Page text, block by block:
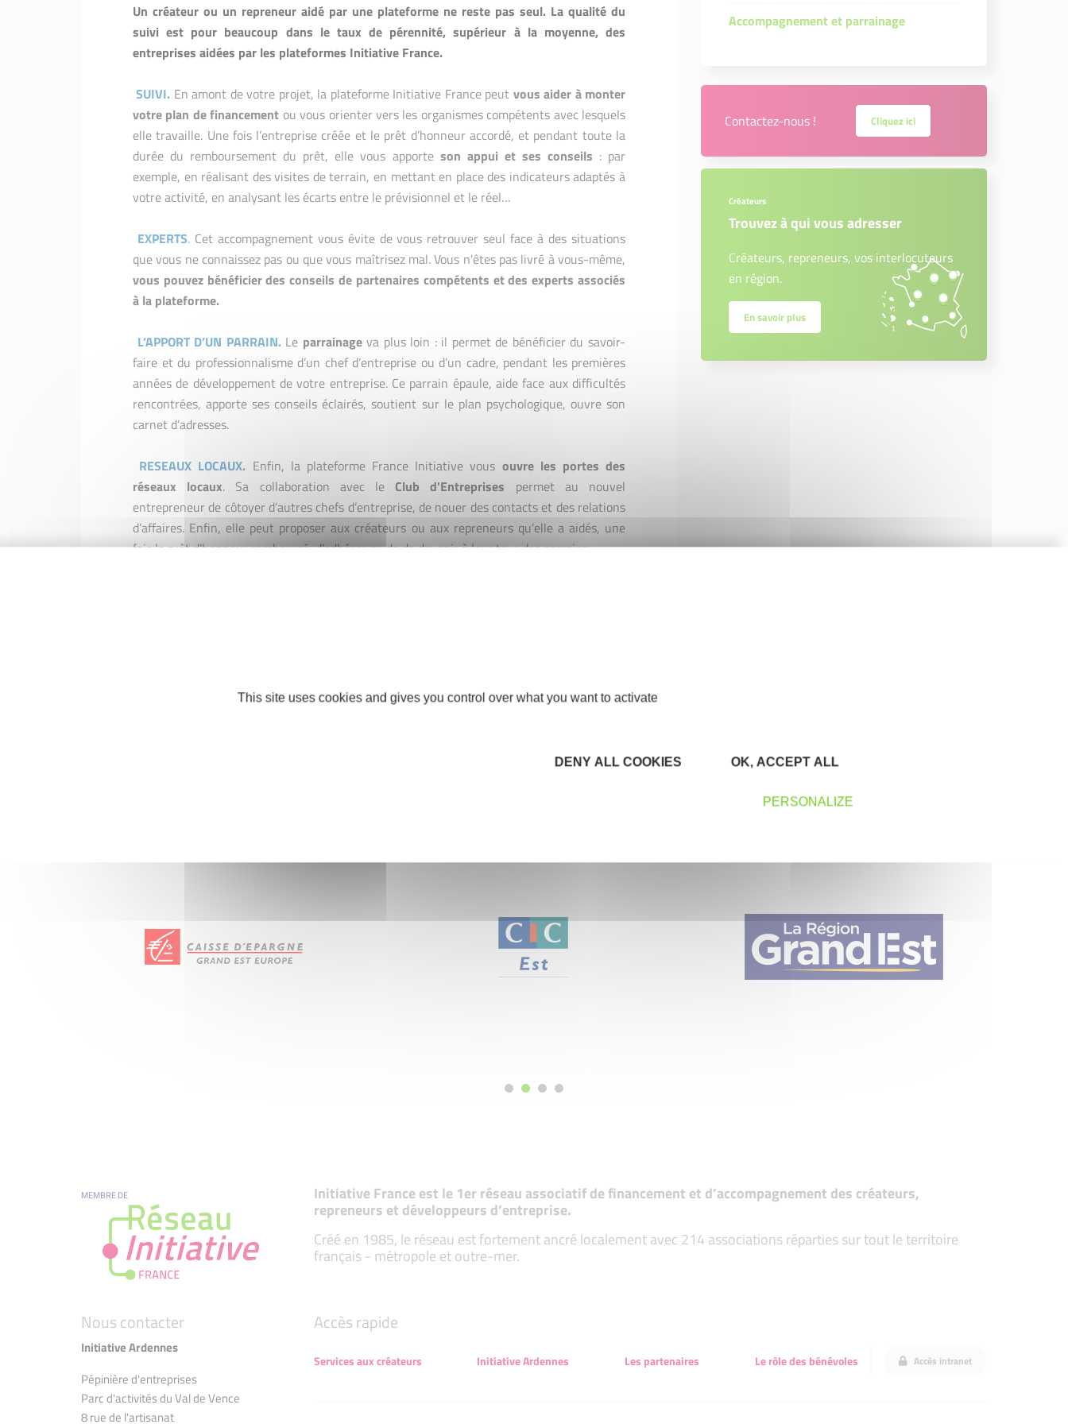
Un créateur ou un repreneur aidé par une plateforme ne reste pas seul. La qualité du
suivi est pour beaucoup dans le taux de pérennité, supérieur à la moyenne, des
entreprises aidées par les plateformes Initiative France.
SUIVI. En amont de votre projet, la plateforme Initiative France peut vous aider à monter
votre plan de financement ou vous orienter vers les organismes compétents avec lesquels
elle travaille. Une fois l’entreprise créée et le prêt d’honneur accordé, et pendant toute la
durée du remboursement du prêt, elle vous apporte son appui et ses conseils : par
exemple, en réalisant des visites de terrain, en mettant en place des indicateurs adaptés à
votre activité, en analysant les écarts entre le prévisionnel et le réel…
EXPERTS.Cet accompagnement vous évite de vous retrouver seul face à des situations
que vous ne connaissez pas ou que vous maîtrisez mal. Vous n’êtes pas livré à vous-même,
vous pouvez bénéficier des conseils de partenaires compétents et des experts associés
à la plateforme.
L’APPORT D’UN PARRAIN.Le parrainageva plus loin : il permet de bénéficier du savoir-
faire et du professionnalisme d’un chef d’entreprise ou d’un cadre, pendant les premières
années de développement de votre entreprise. Ce parrain épaule, aide face aux difficultés
rencontrées, apporte ses conseils éclairés, soutient sur le plan psychologique, ouvre son
carnet d’adresses.
RESEAUX LOCAUX. Enfin, la plateforme France Initiative vous ouvre les portes des
réseaux locaux. Sa collaboration avec leClub d'Entreprises permet au nouvel
entrepreneur de côtoyer d’autres chefs d’entreprise, de nouer des contacts et des relations
d’affaires. Enfin, elle peut proposer aux créateurs ou aux repreneurs qu’elle a aidés, une
fois le prêt d’honneur remboursé, d’adhérer ou de de devenir à leur tour des parrains.
Accompagnement et parrainage
Contactez-nous ! Cliquez ici
Créateurs
Trouvez à qui vous adresser
Créateurs, repreneurs, vos interlocuteurs
en région.
En savoir plus
MEMBRE DE Initiative France est le 1er réseau associatif de financement et d’accompagnement des créateurs,
repreneurs et développeurs d’entreprise.
Créé en 1985, le réseau est fortement ancré localement avec 214 associations réparties sur tout le territoire
français - métropole et outre-mer.
Nous contacter
Initiative Ardennes
Pépinière d'entreprises
Parc d'activités du Val de Vence
8 rue de l'artisanat
Accès rapide
Services aux créateurs Initiative Ardennes Les partenaires Le rôle des bénévoles Accès intranet
This site uses cookies and gives you control over what you want to activate
OK, ACCEPT ALL
DENY ALL COOKIES
PERSONALIZE